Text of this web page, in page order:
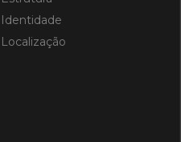
Identidade
Localização